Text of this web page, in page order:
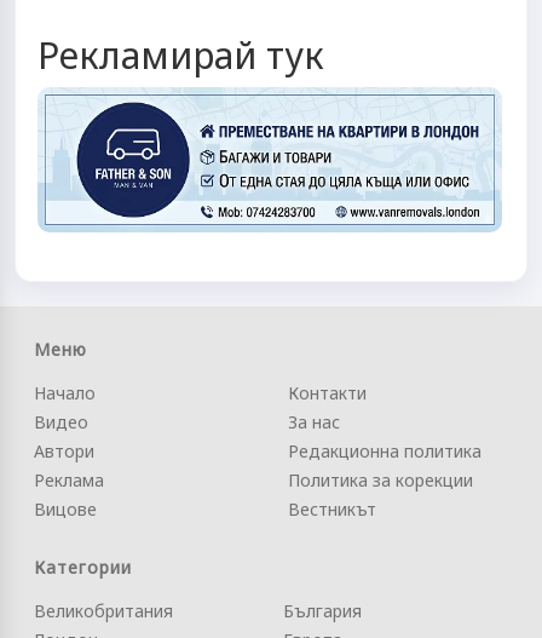
Рекламирай тук
Меню
Начало
Видео
Автори
Реклама
Вицове
Контакти
За нас
Редакционна политика
Политика за корекции
Вестникът
Категории
Великобритания
България